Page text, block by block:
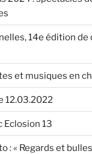
14e édition
et musiques en
12.03.2022
Eclosion 13
: « Regards et